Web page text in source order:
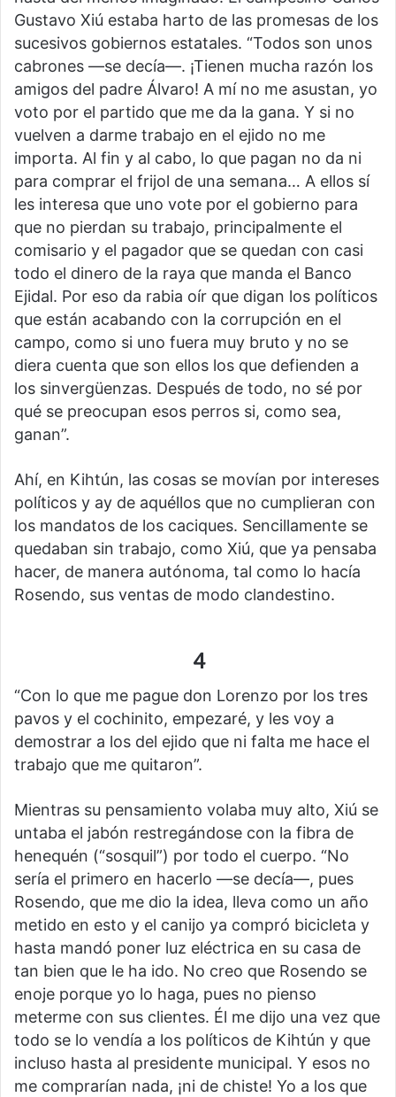
Gustavo Xiú estaba harto de las promesas de los
sucesivos gobiernos estatales. “Todos son unos
cabrones —se decía—. ¡Tienen mucha razón los
amigos del padre Álvaro! A mí no me asustan, yo
voto por el partido que me da la gana. Y si no
vuelven a darme trabajo en el ejido no me
importa. Al fin y al cabo, lo que pagan no da ni
para comprar el frijol de una semana… A ellos sí
les interesa que uno vote por el gobierno para
que no pierdan su trabajo, principalmente el
comisario y el pagador que se quedan con casi
todo el dinero de la raya que manda el Banco
Ejidal. Por eso da rabia oír que digan los políticos
que están acabando con la corrupción en el
campo, como si uno fuera muy bruto y no se
diera cuenta que son ellos los que defienden a
los sinvergüenzas. Después de todo, no sé por
qué se preocupan esos perros si, como sea,
ganan”.
Ahí, en Kihtún, las cosas se movían por intereses
políticos y ay de aquéllos que no cumplieran con
los mandatos de los caciques. Sencillamente se
quedaban sin trabajo, como Xiú, que ya pensaba
hacer, de manera autónoma, tal como lo hacía
Rosendo, sus ventas de modo clandestino.
4
“Con lo que me pague don Lorenzo por los tres
pavos y el cochinito, empezaré, y les voy a
demostrar a los del ejido que ni falta me hace el
trabajo que me quitaron”.
Mientras su pensamiento volaba muy alto, Xiú se
untaba el jabón restregándose con la fibra de
henequén (“sosquil”) por todo el cuerpo. “No
sería el primero en hacerlo —se decía—, pues
Rosendo, que me dio la idea, lleva como un año
metido en esto y el canijo ya compró bicicleta y
hasta mandó poner luz eléctrica en su casa de
tan bien que le ha ido. No creo que Rosendo se
enoje porque yo lo haga, pues no pienso
meterme con sus clientes. Él me dijo una vez que
todo se lo vendía a los políticos de Kihtún y que
incluso hasta al presidente municipal. Y esos no
me comprarían nada, ¡ni de chiste! Yo a los que